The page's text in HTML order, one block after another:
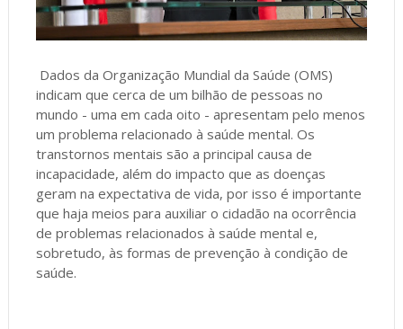
Dados da Organização Mundial da Saúde (OMS)
indicam que cerca de um bilhão de pessoas no
mundo - uma em cada oito - apresentam pelo menos
um problema relacionado à saúde mental. Os
transtornos mentais são a principal causa de
incapacidade, além do impacto que as doenças
geram na expectativa de vida, por isso é importante
que haja meios para auxiliar o cidadão na ocorrência
de problemas relacionados à saúde mental e,
sobretudo, às formas de prevenção à condição de
saúde.